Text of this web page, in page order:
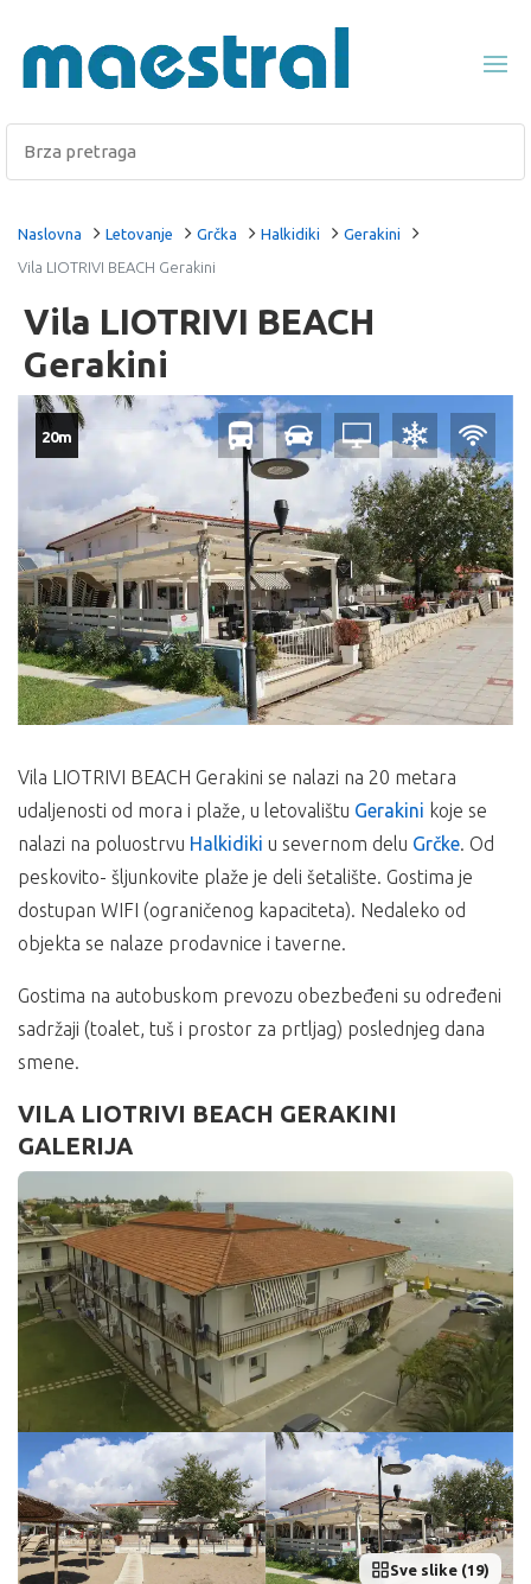
Naslovna Letovanje Grčka Halkidiki
Gerakini
Vila LIOTRIVI BEACH Gerakini
Vila LIOTRIVI BEACH
Gerakini
20m
Vila LIOTRIVI BEACH Gerakini se nalazi na 20 metara
udaljenosti od mora i plaže, u letovalištu Gerakini koje se
nalazi na poluostrvu Halkidiki u severnom delu Grčke. Od
peskovito- šljunkovite plaže je deli šetalište. Gostima je
dostupan WIFI (ograničenog kapaciteta). Nedaleko od
objekta se nalaze prodavnice i taverne.
Gostima na autobuskom prevozu obezbeđeni su određeni
sadržaji (toalet, tuš i prostor za prtljag) poslednjeg dana
smene.
VILA LIOTRIVI BEACH GERAKINI
GALERIJA
Sve slike (19)